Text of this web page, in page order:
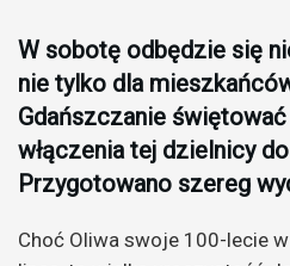
W sobotę odbędzie się
nie tylko dla
Gdańszczanie
włączenia tej dzielnicy
Przygotowano szereg
Choć Oliwa swoje 100-lecie